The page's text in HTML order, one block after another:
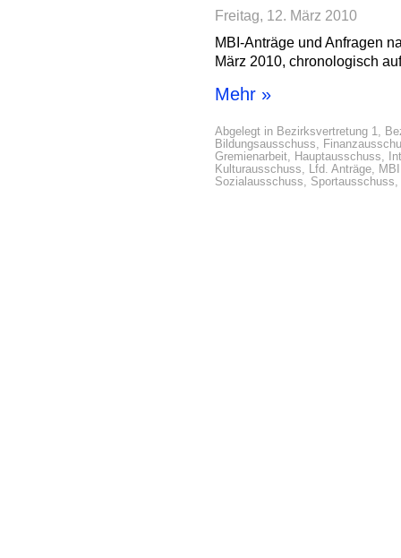
Freitag, 12. März 2010
MBI-Anträge und Anfragen
März 2010, chronologisch
Mehr »
Abgelegt in Bezirksvertretung 1,
Bildungsausschuss,
Gremienarbeit, Hauptausschuss,
Kulturausschuss, Lfd. Anträge, MBI
Sozialausschuss, Sportausschuss,